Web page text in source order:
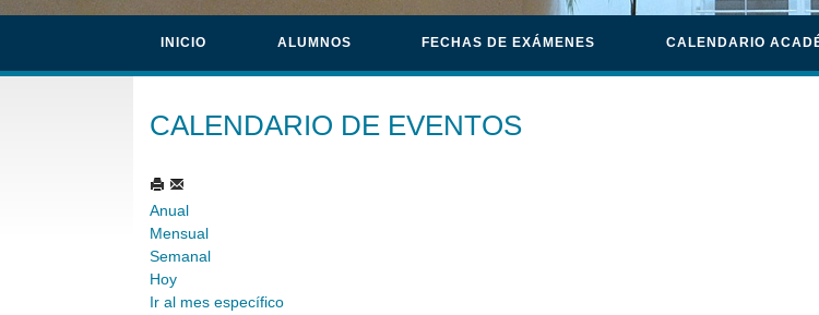
INICIO ALUMNOS FECHAS DE EXÁMENES CALENDARIO
CALENDARIO DE EVENTOS
Anual
Mensual
Semanal
Hoy
Ir al mes específico